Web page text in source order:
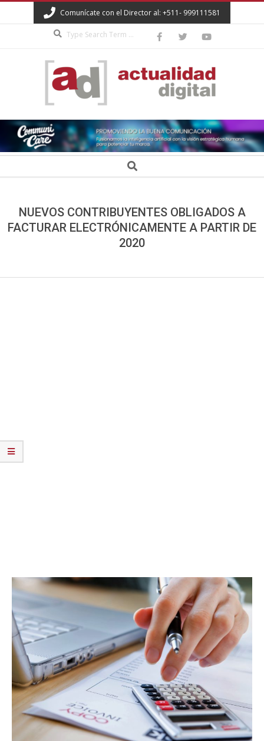
to
Comunícate con el Director al: +511- 999111581
ACTUALIDAD
DIGITAL Search
NUEVOS CONTRIBUYENTES OBLIGADOS A
FACTURAR ELECTRÓNICAMENTE A PARTIR DE
2020